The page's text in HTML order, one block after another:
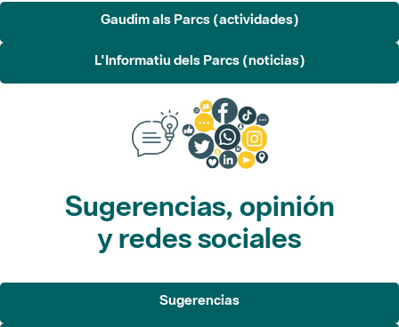
Gaudim als Parcs (actividades)
L'Informatiu dels Parcs (noticias)
Sugerencias, opinión
y redes sociales
Sugerencias